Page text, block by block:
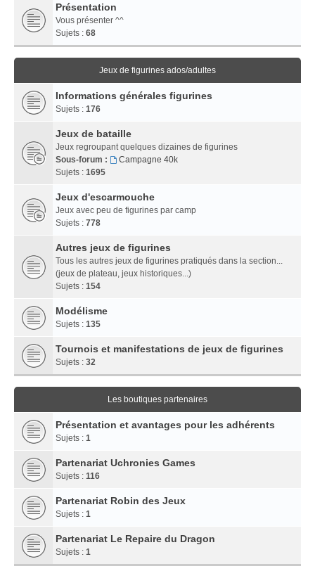
Présentation
Vous présenter ^^
Sujets : 68
Jeux de figurines ados/adultes
Informations générales figurines
Sujets : 176
Jeux de bataille
Jeux regroupant quelques dizaines de figurines
Sous-forum :
Campagne 40k
Sujets : 1695
Jeux d'escarmouche
Jeux avec peu de figurines par camp
Sujets : 778
Autres jeux de figurines
Tous les autres jeux de figurines pratiqués dans la section...
(jeux de plateau, jeux historiques...)
Sujets : 154
Modélisme
Sujets : 135
Tournois et manifestations de jeux de figurines
Sujets : 32
Les boutiques partenaires
Présentation et avantages pour les adhérents
Sujets : 1
Partenariat Uchronies Games
Sujets : 116
Partenariat Robin des Jeux
Sujets : 1
Partenariat Le Repaire du Dragon
Sujets : 1